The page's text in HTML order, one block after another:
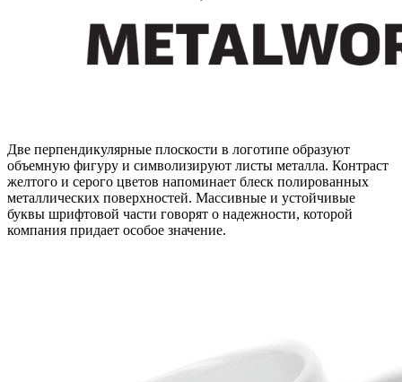
Две перпендикулярные плоскости в логотипе образуют
объемную фигуру и символизируют листы металла. Контраст
желтого и серого цветов напоминает блеск полированных
металлических поверхностей. Массивные и устойчивые
буквы шрифтовой части говорят о надежности, которой
компания придает особое значение.